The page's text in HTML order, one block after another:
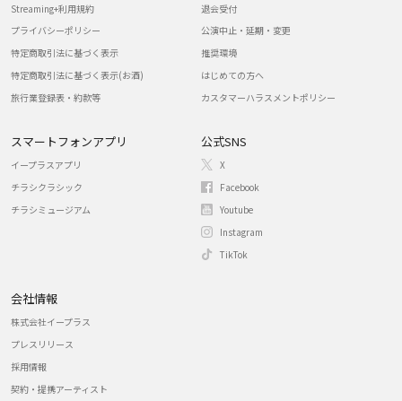
Streaming+利用規約
プライバシーポリシー
特定商取引法に基づく表示
特定商取引法に基づく表示(お酒)
旅行業登録表・約款等
退会受付
公演中止・延期・変更
推奨環境
はじめての方へ
カスタマーハラスメントポリシー
スマートフォンアプリ
イープラスアプリ
チラシクラシック
チラシミュージアム
公式SNS
X
Facebook
Youtube
Instagram
TikTok
会社情報
株式会社イープラス
プレスリリース
採用情報
契約・提携アーティスト